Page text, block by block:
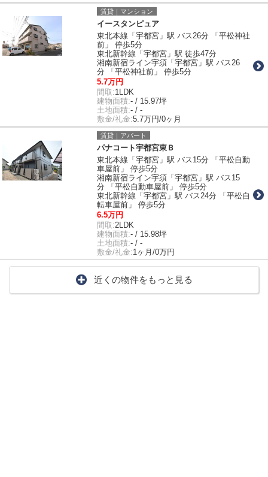
賃貸｜マンション
イースタンピュア
東北本線「宇都宮」駅 バス26分 「平松神社
前」 停歩5分
東北新幹線「宇都宮」駅 徒歩47分
湘南新宿ライン宇須「宇都宮」駅 バス26
分 「平松神社前」 停歩5分
5.7万円
間取:1LDK
建物面積:- / 15.97坪
土地面積:- / -
敷金/礼金:5.7万円/0ヶ月
賃貸｜アパート
パナコート宇都宮東Ｂ
東北本線「宇都宮」駅 バス15分 「平松自動
車屋前」 停歩5分
湘南新宿ライン宇須「宇都宮」駅 バス15
分 「平松自動車屋前」 停歩5分
東北新幹線「宇都宮」駅 バス24分 「平松自
転車屋前」 停歩5分
6.5万円
間取:2LDK
建物面積:- / 15.98坪
土地面積:- / -
敷金/礼金:1ヶ月/0万円
近くの物件をもっと見る